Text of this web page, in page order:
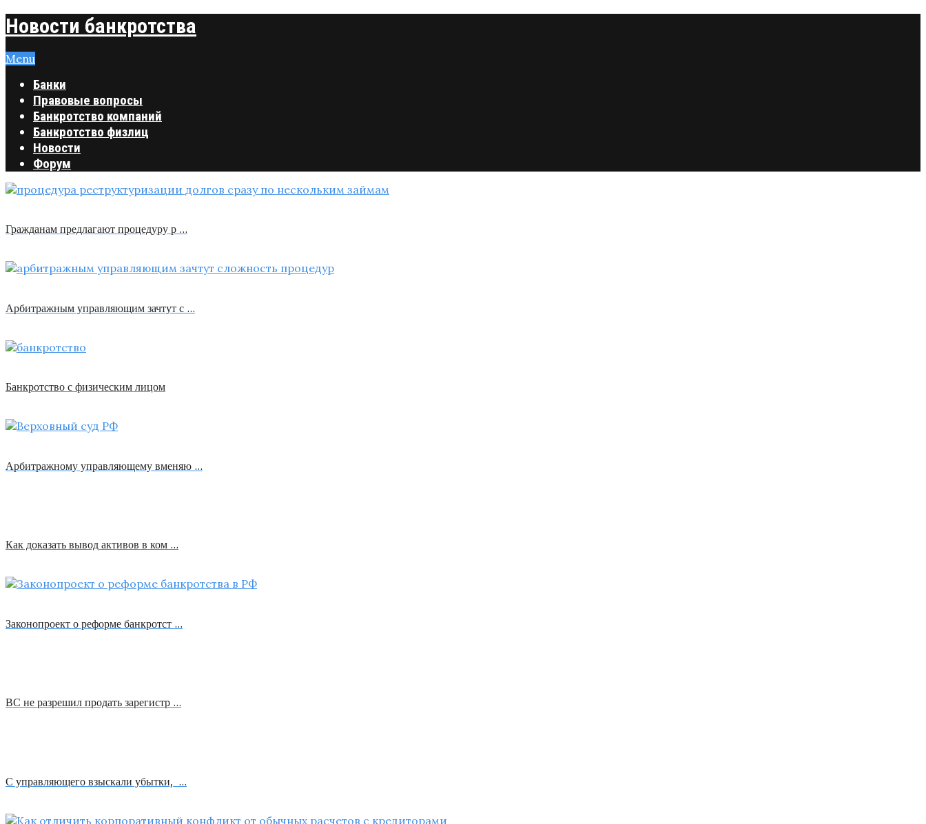
Новости банкротства
Menu
Банки
Правовые вопросы
Банкротство компаний
Банкротство физлиц
Новости
Форум
Гражданам предлагают процедуру р …
Арбитражным управляющим зачтут с …
Банкротство с физическим лицом
Арбитражному управляющему вменяю …
Как доказать вывод активов в ком …
Законопроект о реформе банкротст …
ВС не разрешил продать зарегистр …
С управляющего взыскали убытки, …